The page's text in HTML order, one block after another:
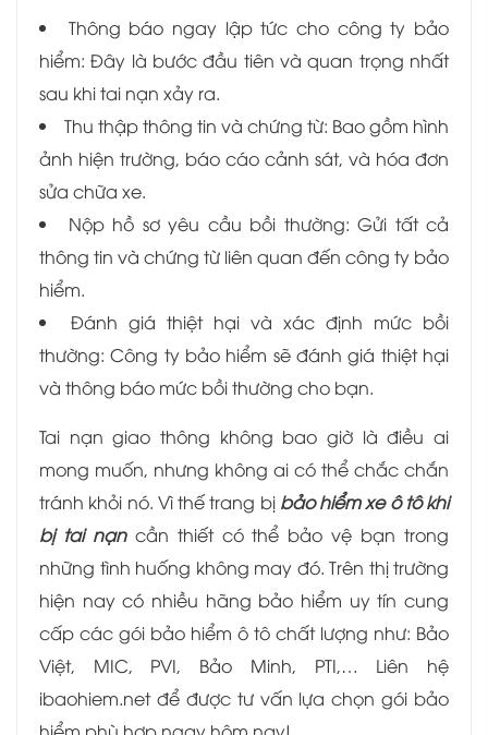
Thông báo ngay lập tức cho công ty bảo
hiểm: Đây là bước đầu tiên và quan trọng nhất
sau khi tai nạn xảy ra.
Thu thập thông tin và chứng từ: Bao gồm hình
ảnh hiện trường, báo cáo cảnh sát, và hóa đơn
sửa chữa xe.
Nộp hồ sơ yêu cầu bồi thường: Gửi tất cả
thông tin và chứng từ liên quan đến công ty bảo
hiểm.
Đánh giá thiệt hại và xác định mức bồi
thường: Công ty bảo hiểm sẽ đánh giá thiệt hại
và thông báo mức bồi thường cho bạn.
Tai nạn giao thông không bao giờ là điều ai
mong muốn, nhưng không ai có thể chắc chắn
tránh khỏi nó. Vì thế trang bị bảo hiểm xe ô tô khi
bị tai nạncần thiết có thể bảo vệ bạn trong
những tình huống không may đó. Trên thị trường
hiện nay có nhiều hãng bảo hiểm uy tín cung
cấp các gói bảo hiểm ô tô chất lượng như: Bảo
Việt, MIC, PVI, Bảo Minh, PTI,… Liên hệ
ibaohiem.net để được tư vấn lựa chọn gói bảo